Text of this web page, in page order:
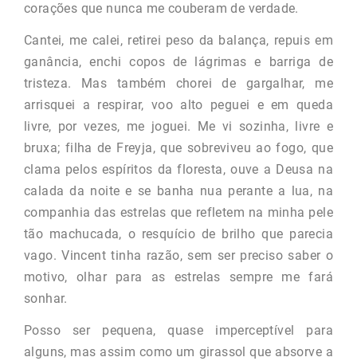
corações que nunca me couberam de verdade.
Cantei, me calei, retirei peso da balança, repuis em
ganância, enchi copos de lágrimas e barriga de
tristeza. Mas também chorei de gargalhar, me
arrisquei a respirar, voo alto peguei e em queda
livre, por vezes, me joguei. Me vi sozinha, livre e
bruxa; filha de Freyja, que sobreviveu ao fogo, que
clama pelos espíritos da floresta, ouve a Deusa na
calada da noite e se banha nua perante a lua, na
companhia das estrelas que refletem na minha pele
tão machucada, o resquício de brilho que parecia
vago. Vincent tinha razão, sem ser preciso saber o
motivo, olhar para as estrelas sempre me fará
sonhar.
Posso ser pequena, quase imperceptível para
alguns, mas assim como um girassol que absorve a